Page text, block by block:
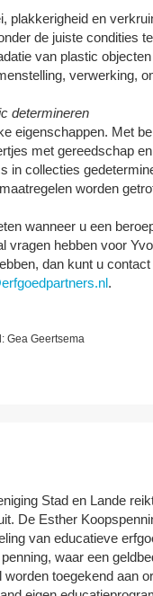
plakkerigheid en
de juiste condities
van plastic
verwerking,
determineren
eigenschappen. Met
met gereedschap
in collecties
worden
wanneer u een
vragen hebben voor
dan kunt u
.
Gea Geertsema
Stad en Lande
De Esther
van educatieve
waar een
toegekend aan